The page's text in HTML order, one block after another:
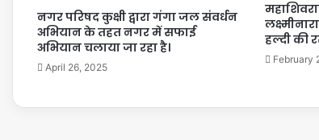
नगर परिषद कुक्षी द्वारा गंगा जल संवर्धन
अभियान के तहत नगर में सफाई
अभियान चलाया जा रहा है।
April 26, 2025
हल्दी की
February